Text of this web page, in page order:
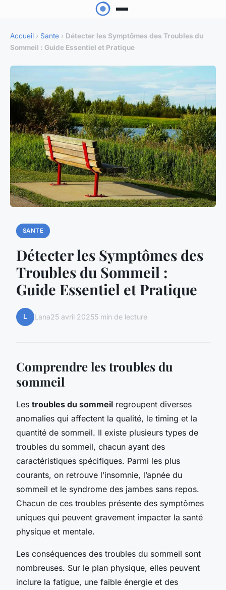
Accueil › Sante › Détecter les Symptômes des Troubles du
Sommeil : Guide Essentiel et Pratique
SANTE
Détecter les Symptômes des
Troubles du Sommeil :
Guide Essentiel et Pratique
L Lana25 avril 20255 min de lecture
Comprendre les troubles du
sommeil
Les troubles du sommeil regroupent diverses
anomalies qui affectent la qualité, le timing et la
quantité de sommeil. Il existe plusieurs types de
troubles du sommeil, chacun ayant des
caractéristiques spécifiques. Parmi les plus
courants, on retrouve l’insomnie, l’apnée du
sommeil et le syndrome des jambes sans repos.
Chacun de ces troubles présente des symptômes
uniques qui peuvent gravement impacter la santé
physique et mentale.
Les conséquences des troubles du sommeil sont
nombreuses. Sur le plan physique, elles peuvent
inclure la fatigue, une faible énergie et des